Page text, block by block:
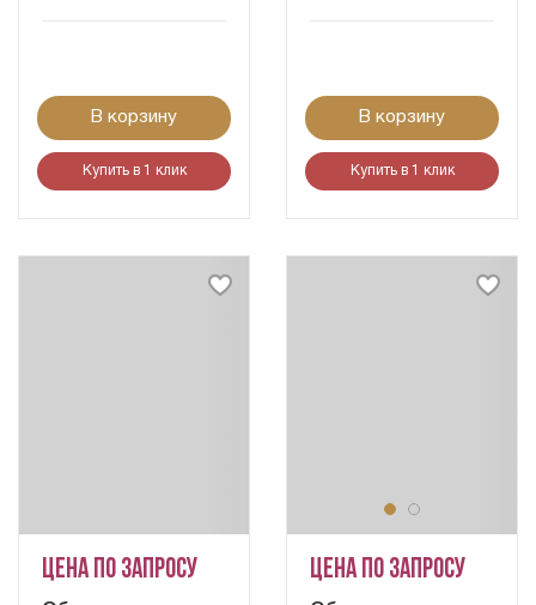
В корзину
Купить в 1 клик
В корзину
Купить в 1 клик
Цена по запросу Цена по запросу